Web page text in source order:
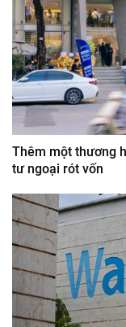
Thêm một thương
tư ngoại rót vốn